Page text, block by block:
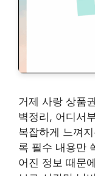
거제 사랑 상품
벽정리, 어디서
복잡하게 느껴
록 필수 내용만
어진 정보 때문